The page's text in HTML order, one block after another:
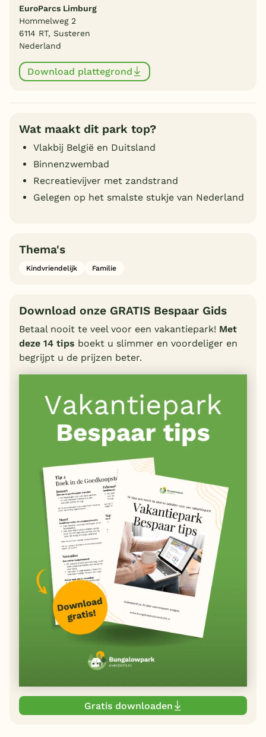
EuroParcs Limburg
Hommelweg 2
6114 RT, Susteren
Nederland
Download plattegrond
Wat maakt dit park top?
Vlakbij België en Duitsland
Binnenzwembad
Recreatievijver met zandstrand
Gelegen op het smalste stukje van Nederland
Thema's
Kindvriendelijk Familie
Download onze GRATIS Bespaar Gids
Betaal nooit te veel voor een vakantiepark! Met
deze 14 tips boekt u slimmer en voordeliger en
begrijpt u de prijzen beter.
Gratis downloaden